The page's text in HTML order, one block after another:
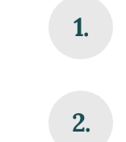
1.
2.